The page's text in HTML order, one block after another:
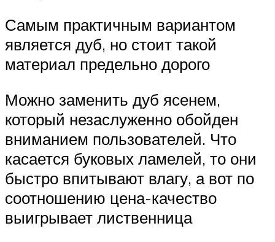
Самым практичным вариантом
является дуб, но стоит такой
материал предельно дорого
Можно заменить дуб ясенем,
который незаслуженно обойден
вниманием пользователей. Что
касается буковых ламелей, то они
быстро впитывают влагу, а вот по
соотношению цена-качество
выигрывает лиственница